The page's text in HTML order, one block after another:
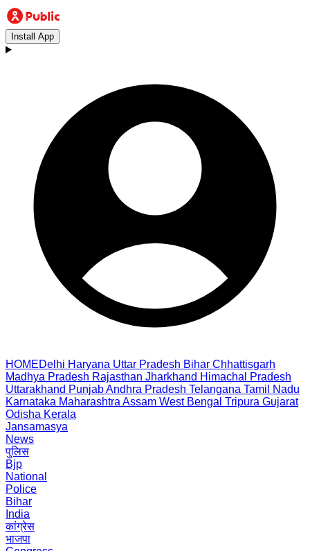
Install App
HOMEDelhi Haryana Uttar Pradesh Bihar Chhattisgarh
Madhya Pradesh Rajasthan Jharkhand Himachal Pradesh
Uttarakhand PunjabAndhra Pradesh Telangana Tamil Nadu
Karnataka Maharashtra Assam West Bengal Tripura Gujarat
Odisha Kerala
Jansamasya
News
पुलिस
Bjp
National
Police
Bihar
India
कांग्रेस
भाजपा